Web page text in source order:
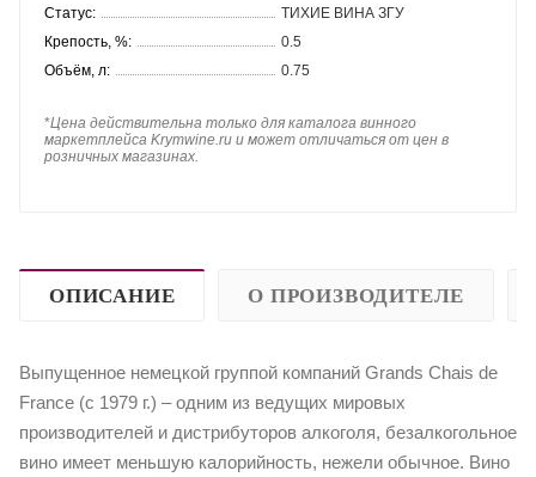
Статус:
ТИХИЕ ВИНА ЗГУ
Крепость, %:
0.5
Объём, л:
0.75
*Цена действительна только для каталога винного
маркетплейса Krymwine.ru и может отличаться от цен в
розничных магазинах.
ОПИСАНИЕ О ПРОИЗВОДИТЕЛЕ
Выпущенное немецкой группой компаний Grands Chais de
France (с 1979 г.) – одним из ведущих мировых
производителей и дистрибуторов алкоголя, безалкогольное
вино имеет меньшую калорийность, нежели обычное. Вино